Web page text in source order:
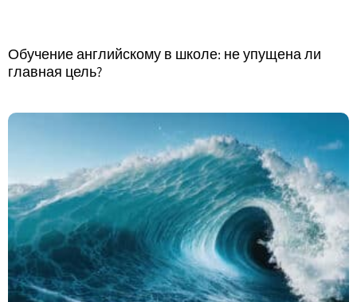
Обучение английскому в школе: не упущена ли
главная цель?